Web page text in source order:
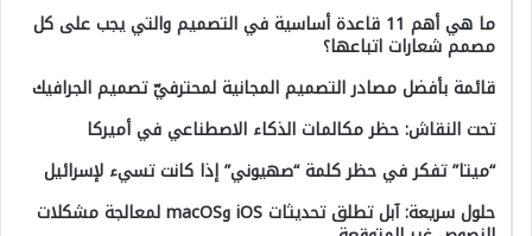
ما هي أهم 11 قاعدة أساسية في التصميم والتي يجب على كل
مصمم شعارات اتباعها؟
قائمة بأفضل مصادر التصميم المجانية لمحترفيّ تصميم الجرافيك
تحت النقاش: حظر مكالمات الذكاء الاصطناعي في أميركا
“ميتا” تفكر في حظر كلمة “صهيوني” إذا كانت تسيء لإسرائيل
حلول سريعة: آبل تطلق تحديثات iOS وmacOS لمعالجة مشكلات